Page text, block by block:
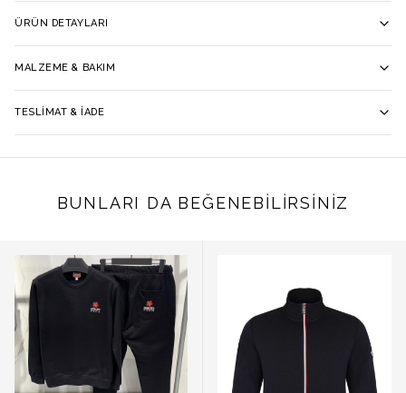
ÜRÜN DETAYLARI
MALZEME & BAKIM
TESLIMAT & İADE
BUNLARI DA BEĞENEBILIRSINIZ